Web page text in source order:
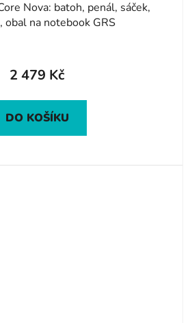
Nova: batoh, penál, sáček,
obal na notebook GRS
2 479 Kč
DO KOŠÍKU